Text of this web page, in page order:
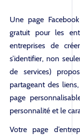
Une page
gratuit pour les
entreprises de
s’identifier, non
de services)
partageant des
page
personnalité et le
Votre page